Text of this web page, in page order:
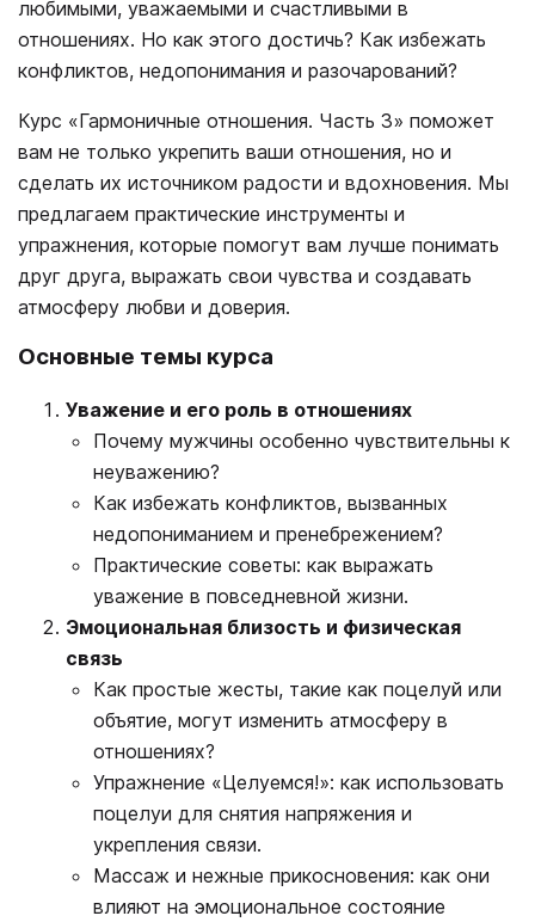
любимыми, уважаемыми и счастливыми в
отношениях. Но как этого достичь? Как избежать
конфликтов, недопонимания и разочарований?
Курс «Гармоничные отношения. Часть 3» поможет
вам не только укрепить ваши отношения, но и
сделать их источником радости и вдохновения. Мы
предлагаем практические инструменты и
упражнения, которые помогут вам лучше понимать
друг друга, выражать свои чувства и создавать
атмосферу любви и доверия.
Основные темы курса
Уважение и его роль в отношениях
Почему мужчины особенно чувствительны к
неуважению?
Как избежать конфликтов, вызванных
недопониманием и пренебрежением?
Практические советы: как выражать
уважение в повседневной жизни.
Эмоциональная близость и физическая
связь
Как простые жесты, такие как поцелуй или
объятие, могут изменить атмосферу в
отношениях?
Упражнение «Целуемся!»: как использовать
поцелуи для снятия напряжения и
укрепления связи.
Массаж и нежные прикосновения: как они
влияют на эмоциональное состояние